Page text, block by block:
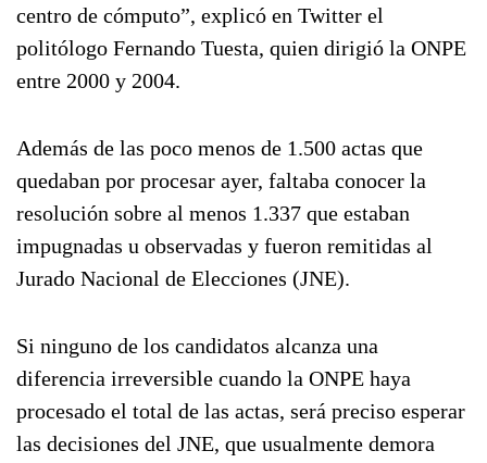
centro de cómputo”, explicó en Twitter el
politólogo Fernando Tuesta, quien dirigió la ONPE
entre 2000 y 2004.
Además de las poco menos de 1.500 actas que
quedaban por procesar ayer, faltaba conocer la
resolución sobre al menos 1.337 que estaban
impugnadas u observadas y fueron remitidas al
Jurado Nacional de Elecciones (JNE).
Si ninguno de los candidatos alcanza una
diferencia irreversible cuando la ONPE haya
procesado el total de las actas, será preciso esperar
las decisiones del JNE, que usualmente demora